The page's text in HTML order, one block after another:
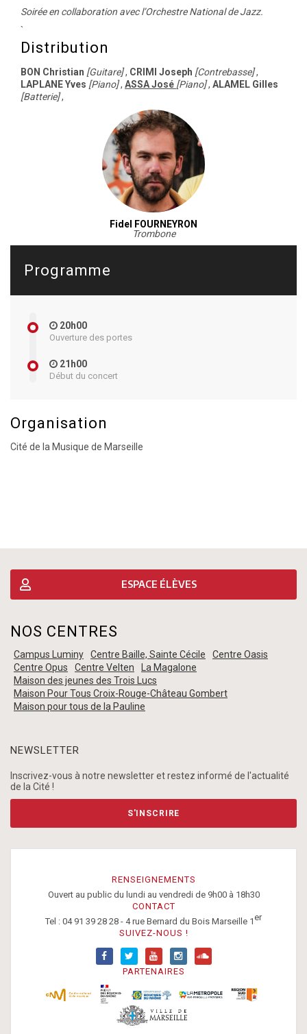
Soirée en collaboration avec l’Orchestre National de Jazz.
`
Distribution
BON Christian [Guitare], CRIMI Joseph [Contrebasse],
LAPLANE Yves [Piano], ASSA José [Piano], ALAMEL Gilles
[Batterie],
Fidel FOURNEYRON
Trombone
Programme
20h00
Ouverture des portes
21h00
Début du concert
Organisation
Cité de la Musique de Marseille
ESPACE ÉLÈVES
NOS CENTRES
Campus Luminy Centre Baille, Sainte Cécile
Centre Oasis
Centre Opus
Centre Velten
La Magalone
Maison des jeunes des Trois Lucs
Maison Pour Tous Croix-Rouge-Château Gombert
Maison pour tous de la Pauline
NEWSLETTER
Inscrivez-vous à notre newsletter et restez informé de l'actualité
de la Cité !
S'INSCRIRE
RENSEIGNEMENTS
Ouvert au public du lundi au vendredi de 9h00 à 18h30
CONTACT
Tel : 04 91 39 28 28 - 4 rue Bernard du Bois Marseille 1er
SUIVEZ-NOUS !
PARTENAIRES